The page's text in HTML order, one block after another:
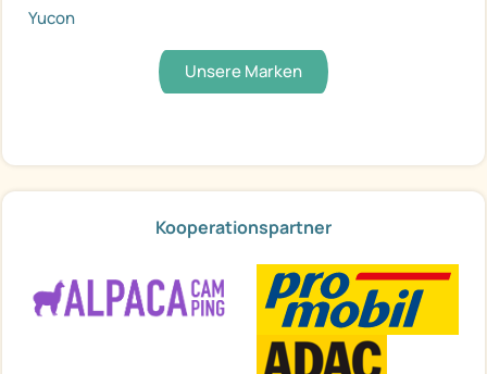
Yucon
Unsere Marken
Kooperationspartner